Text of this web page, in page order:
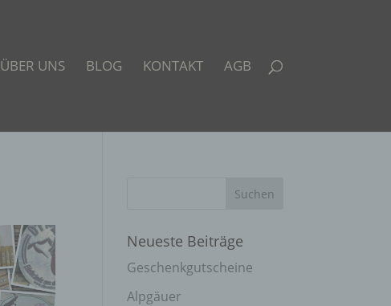
ÜBER UNS BLOG KONTAKT AGB
Neueste Beiträge
Geschenkgutscheine
Alpgäuer